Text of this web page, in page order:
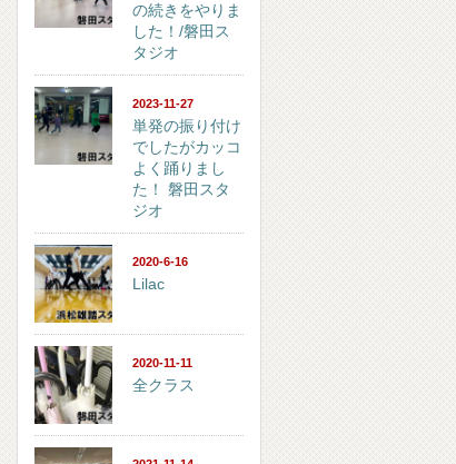
の続きをやりま
した！/磐田ス
タジオ
2023-11-27
単発の振り付け
でしたがカッコ
よく踊りまし
た！ 磐田スタ
ジオ
2020-6-16
Lilac
2020-11-11
全クラス